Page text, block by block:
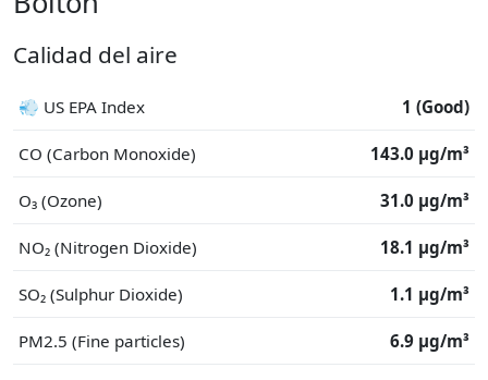
Calidad del aire
💨 US EPA Index 1 (Good)
CO (Carbon Monoxide) 143.0 μg/m³
O₃ (Ozone) 31.0 μg/m³
NO₂ (Nitrogen Dioxide) 18.1 μg/m³
SO₂ (Sulphur Dioxide) 1.1 μg/m³
PM2.5 (Fine particles) 6.9 μg/m³